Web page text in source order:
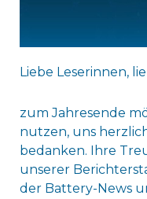
Liebe Leserinnen,
zum Jahresende
nutzen, uns
bedanken. Ihre
unserer
der Battery-News